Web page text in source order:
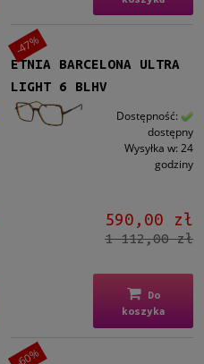
ETNIA BARCELONA ULTRA
LIGHT 6 BLHV
Dostępność:
dostępny
Wysyłka w: 24
godziny
590,00 zł
1 112,00 zł
Do
koszyka
-47%
-60%